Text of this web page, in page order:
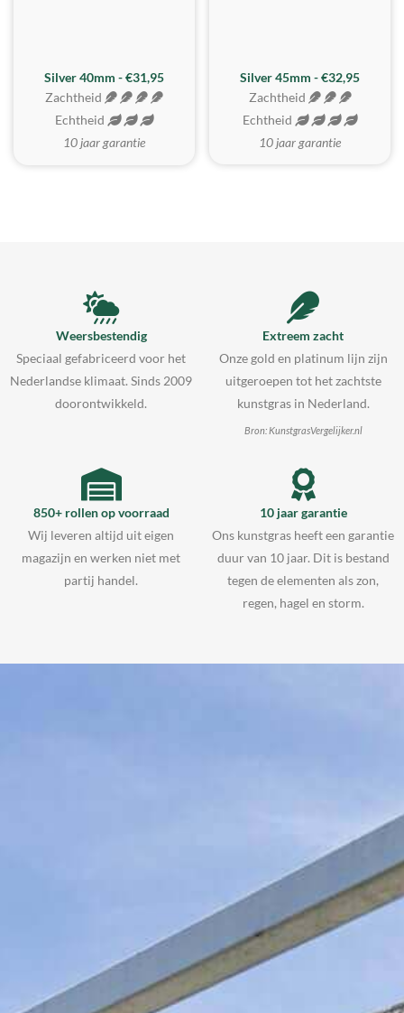
Silver 40mm - €31,95
Zachtheid
Echtheid
10 jaar garantie
MEEST GEKOZEN
Silver 45mm - €32,95
Zachtheid
Echtheid
10 jaar garantie
Weersbestendig
Speciaal gefabriceerd voor het
Nederlandse klimaat. Sinds 2009
doorontwikkeld.
Extreem zacht
Onze gold en platinum lijn zijn
uitgeroepen tot het zachtste
kunstgras in Nederland.
Bron: KunstgrasVergelijker.nl
850+ rollen op voorraad
Wij leveren altijd uit eigen
magazijn en werken niet met
partij handel.
10 jaar garantie
Ons kunstgras heeft een garantie
duur van 10 jaar. Dit is bestand
tegen de elementen als zon,
regen, hagel en storm.